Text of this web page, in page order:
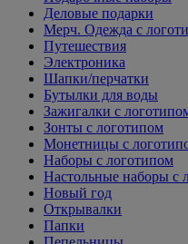
Деловые подарки
Мерч. Одежда с
Путешествия
Электроника
Шапки/перчатки
Бутылки для воды
Зажигалки с
Зонты с логотипом
Монетницы с
Наборы с логотипом
Настольные наборы с
Новый год
Открывалки
Папки